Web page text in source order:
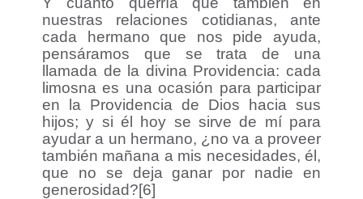
nuestras relaciones cotidianas, ante
cada hermano que nos pide ayuda,
pensáramos que se trata de una
llamada de la divina Providencia: cada
limosna es una ocasión para participar
en la Providencia de Dios hacia sus
hijos; y si él hoy se sirve de mí para
ayudar a un hermano, ¿no va a proveer
también mañana a mis necesidades, él,
que no se deja ganar por nadie en
generosidad?[6]